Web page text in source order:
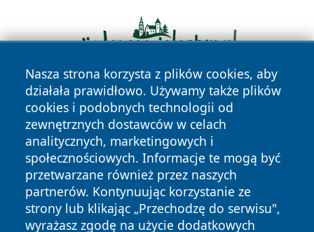
Nasza strona korzysta z plików cookies, aby
działała prawidłowo. Używamy także plików
cookies i podobnych technologii od
zewnętrznych dostawców w celach
analitycznych, marketingowych i
społecznościowych. Informacje te mogą być
przetwarzane również przez naszych
partnerów. Kontynuując korzystanie ze
strony lub klikając „Przechodzę do serwisu",
wyrażasz zgodę na użycie dodatkowych
Copyright © 2026 radomski24.pl Wszystkie prawa
zastrzeżone.